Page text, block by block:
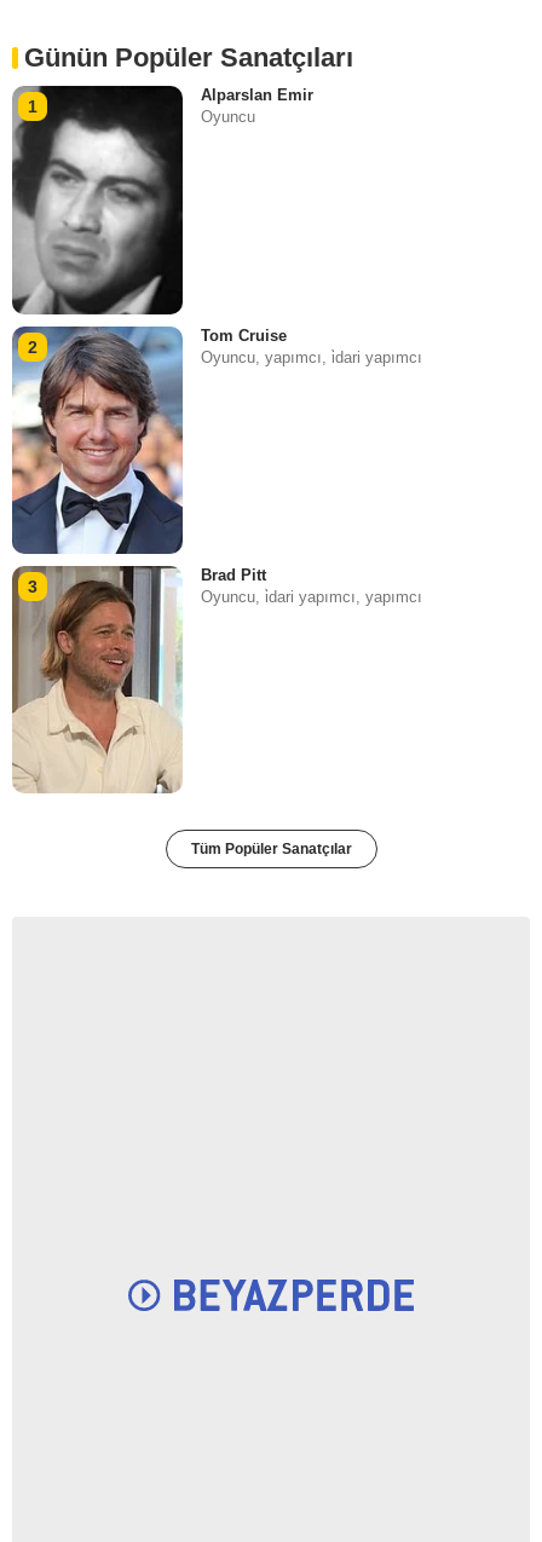
Günün Popüler Sanatçıları
1
Alparslan Emir
Oyuncu
2
Tom Cruise
Oyuncu, yapımcı, i̇dari yapımcı
3
Brad Pitt
Oyuncu, i̇dari yapımcı, yapımcı
Tüm Popüler Sanatçılar